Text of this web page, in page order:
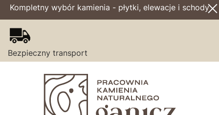
Kompletny wybór kamienia - płytki, elewacje i schody
Bezpieczny transport